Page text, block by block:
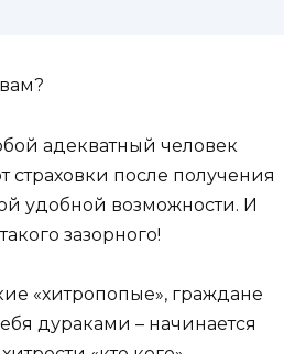
адекватный человек
страховки после получения
удобной возможности. И
зазорного!
«хитропопые», граждане
дураками – начинается